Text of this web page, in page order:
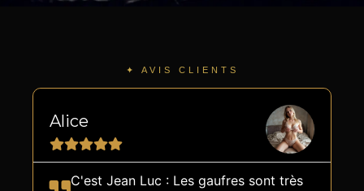
✦ AVIS CLIENTS
Alice
C'est Jean Luc : Les gaufres sont très